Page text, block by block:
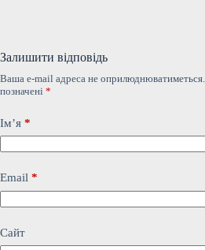
Залишити відповідь
Ваша e-mail адреса не оприлюднюватиметься.
позначені *
Ім’я *
Email *
Сайт